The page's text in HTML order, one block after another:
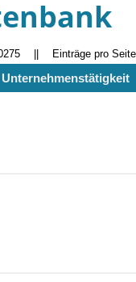
Einträge pro
Unternehmenstätigkeit